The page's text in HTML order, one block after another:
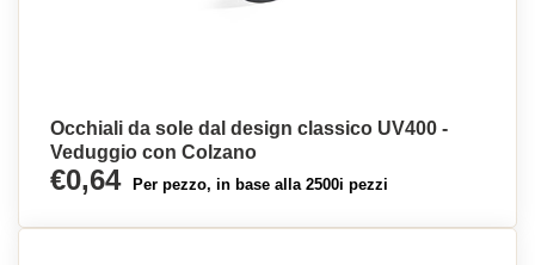
Occhiali da sole dal design classico UV400 -
Veduggio con Colzano
€0,64 Per pezzo, in base alla 2500i pezzi